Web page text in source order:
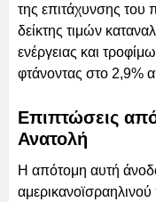
της επιτάχυνσης
δείκτης τιμών
ενέργειας και
φτάνοντας στο 2,9%
Επιπτώσεις
Ανατολή
Η απότομη αυτή